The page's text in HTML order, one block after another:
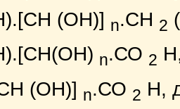
(OH)] n.СН 2
n.СО 2
(ОН)] n.СО 2 Н,